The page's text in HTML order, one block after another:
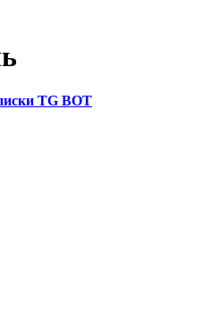
TG BOT